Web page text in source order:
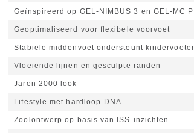
Geïnspireerd op GEL-NIMBUS 3 en GEL-MC
Geoptimaliseerd voor flexibele voorvoet
Stabiele middenvoet ondersteunt
Vloeiende lijnen en gesculpte randen
Jaren 2000 look
Lifestyle met hardloop-DNA
Zoolontwerp op basis van ISS-inzichten